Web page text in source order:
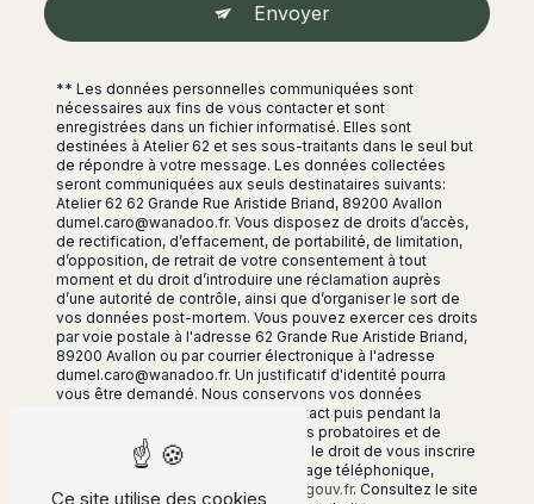
Envoyer
** Les données personnelles communiquées sont
nécessaires aux fins de vous contacter et sont
enregistrées dans un fichier informatisé. Elles sont
destinées à Atelier 62 et ses sous-traitants dans le seul but
de répondre à votre message. Les données collectées
seront communiquées aux seuls destinataires suivants:
Atelier 62 62 Grande Rue Aristide Briand, 89200 Avallon
dumel.caro@wanadoo.fr. Vous disposez de droits d’accès,
de rectification, d’effacement, de portabilité, de limitation,
d’opposition, de retrait de votre consentement à tout
moment et du droit d’introduire une réclamation auprès
d’une autorité de contrôle, ainsi que d’organiser le sort de
vos données post-mortem. Vous pouvez exercer ces droits
par voie postale à l'adresse 62 Grande Rue Aristide Briand,
89200 Avallon ou par courrier électronique à l'adresse
dumel.caro@wanadoo.fr. Un justificatif d'identité pourra
vous être demandé. Nous conservons vos données
pendant la période de prise de contact puis pendant la
durée de prescription légale aux fins probatoires et de
gestion des contentieux. Vous avez le droit de vous inscrire
sur la liste d'opposition au démarchage téléphonique,
disponible à cette adresse:
Bloctel.gouv.fr. Consultez le site
Ce site utilise des cookies